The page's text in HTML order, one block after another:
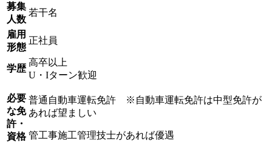
募集
人数
若干名
雇用
形態
正社員
学歴
高卒以上
U・Iターン歓迎
必要
な免
許・
資格
普通自動車運転免許 ※自動車運転免許は中型免許が
あれば望ましい
管工事施工管理技士があれば優遇